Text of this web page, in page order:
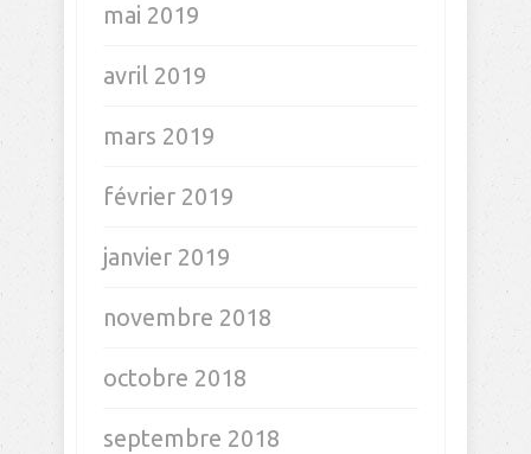
mai 2019
avril 2019
mars 2019
février 2019
janvier 2019
novembre 2018
octobre 2018
septembre 2018